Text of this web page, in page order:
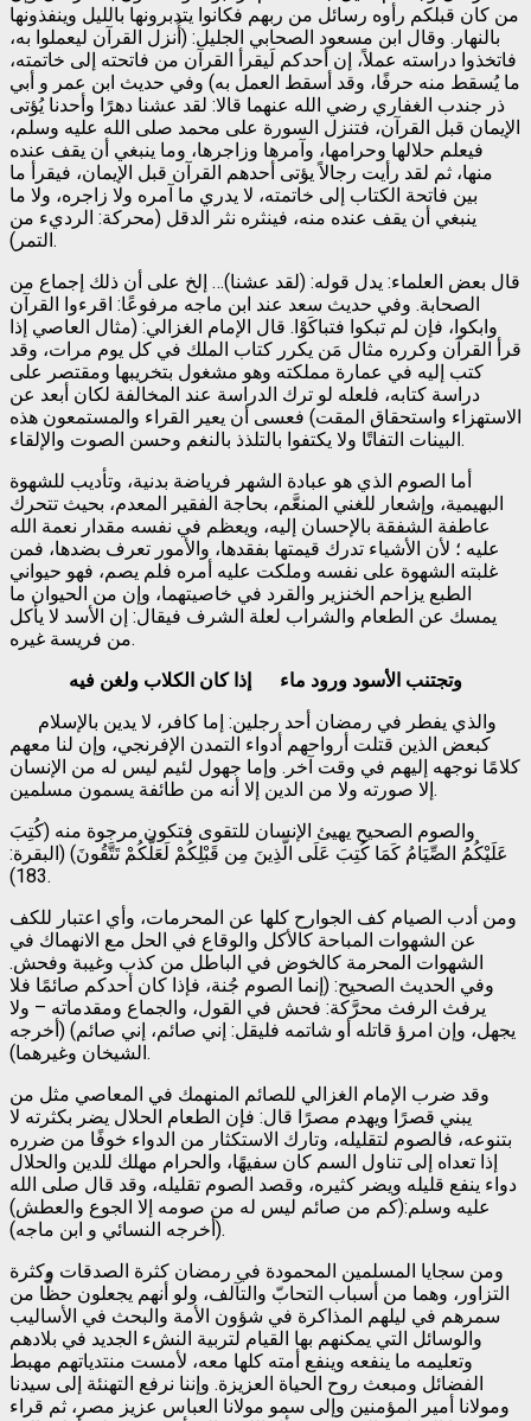
من كان قبلكم رأوه رسائل من ربهم فكانوا يتدبرونها بالليل وينفذونها
بالنهار. وقال ابن مسعود الصحابي الجليل: (أُنزل القرآن ليعملوا به،
فاتخذوا دراسته عملاً، إن أحدكم لَيقرأ القرآن من فاتحته إلى خاتمته،
ما يُسقط منه حرفًا، وقد أسقط العمل به) وفي حديث ابن عمر و أبي
ذر جندب الغفاري رضي الله عنهما قالا: لقد عشنا دهرًا وأحدنا يُؤتى
الإيمان قبل القرآن، فتنزل السورة على محمد صلى الله عليه وسلم،
فيعلم حلالها وحرامها، وآمرها وزاجرها، وما ينبغي أن يقف عنده
منها، ثم لقد رأيت رجالاً يؤتى أحدهم القرآن قبل الإيمان، فيقرأ ما
بين فاتحة الكتاب إلى خاتمته، لا يدري ما آمره ولا زاجره، ولا ما
ينبغي أن يقف عنده منه، فينثره نثر الدقل (محركة: الرديء من
التمر).
قال بعض العلماء: يدل قوله: (لقد عشنا)… إلخ على أن ذلك إجماع من
الصحابة. وفي حديث سعد عند ابن ماجه مرفوعًا: اقرءوا القرآن
وابكوا، فإن لم تبكوا فتباكَوْا. قال الإمام الغزالي: (مثال العاصي إذا
قرأ القرآن وكرره مثال مَن يكرر كتاب الملك في كل يوم مرات، وقد
كتب إليه في عمارة مملكته وهو مشغول بتخريبها ومقتصر على
دراسة كتابه، فلعله لو ترك الدراسة عند المخالفة لكان أبعد عن
الاستهزاء واستحقاق المقت) فعسى أن يعير القراء والمستمعون هذه
البينات التفاتًا ولا يكتفوا بالتلذذ بالنغم وحسن الصوت والإلقاء.
أما الصوم الذي هو عبادة الشهر فرياضة بدنية، وتأديب للشهوة
البهيمية، وإشعار للغني المنعَّم، بحاجة الفقير المعدم، بحيث تتحرك
عاطفة الشفقة بالإحسان إليه، ويعظم في نفسه مقدار نعمة الله
عليه ؛ لأن الأشياء تدرك قيمتها بفقدها، والأمور تعرف بضدها، فمن
غلبته الشهوة على نفسه وملكت عليه أمره فلم يصم، فهو حيواني
الطبع يزاحم الخنزير والقرد في خاصيتهما، وإن من الحيوان ما
يمسك عن الطعام والشراب لعلة الشرف فيقال: إن الأسد لا يأكل
من فريسة غيره.
وتجتنب الأسود ورود ماء إذا كان الكلاب ولغن فيه
كبعض الذين قتلت أرواحهم أدواء التمدن الإفرنجي، وإن لنا معهم
كلامًا نوجهه إليهم في وقت آخر. وإما جهول لئيم ليس له من الإنسان
إلا صورته ولا من الدين إلا أنه من طائفة يسمون مسلمين.
والصوم الصحيح يهيئ الإنسان للتقوى فتكون مرجوة منه (كُتِبَ
عَلَيْكُمُ الصِّيَامُ كَمَا كُتِبَ عَلَى الَّذِينَ مِن قَبْلِكُمْ لَعَلَّكُمْ تَتَّقُونَ) (البقرة:
183).
ومن أدب الصيام كف الجوارح كلها عن المحرمات، وأي اعتبار للكف
عن الشهوات المباحة كالأكل والوقاع في الحل مع الانهماك في
الشهوات المحرمة كالخوض في الباطل من كذب وغيبة وفحش.
وفي الحديث الصحيح: (إنما الصوم جُنة، فإذا كان أحدكم صائمًا فلا
يرفث الرفث محرَّكة: فحش في القول، والجماع ومقدماته – ولا
يجهل، وإن امرؤ قاتله أو شاتمه فليقل: إني صائم، إني صائم) (أخرجه
الشيخان وغيرهما).
وقد ضرب الإمام الغزالي للصائم المنهمك في المعاصي مثل من
يبني قصرًا ويهدم مصرًا قال: فإن الطعام الحلال يضر بكثرته لا
بتنوعه، فالصوم لتقليله، وتارك الاستكثار من الدواء خوفًا من ضرره
إذا تعداه إلى تناول السم كان سفيهًا، والحرام مهلك للدين والحلال
دواء ينفع قليله ويضر كثيره، وقصد الصوم تقليله، وقد قال صلى الله
عليه وسلم:(كم من صائم ليس له من صومه إلا الجوع والعطش)
(أخرجه النسائي و ابن ماجه).
ومن سجايا المسلمين المحمودة في رمضان كثرة الصدقات وكثرة
التزاور، وهما من أسباب التحابّ والتآلف، ولو أنهم يجعلون حظًّا من
سمرهم في ليلهم المذاكرة في شؤون الأمة والبحث في الأساليب
والوسائل التي يمكنهم بها القيام لتربية النشء الجديد في بلادهم
وتعليمه ما ينفعه وينفع أمته كلها معه، لأمست منتدياتهم مهبط
الفضائل ومبعث روح الحياة العزيزة. وإننا نرفع التهنئة إلى سيدنا
ومولانا أمير المؤمنين وإلى سمو مولانا العباس عزيز مصر، ثم قراء